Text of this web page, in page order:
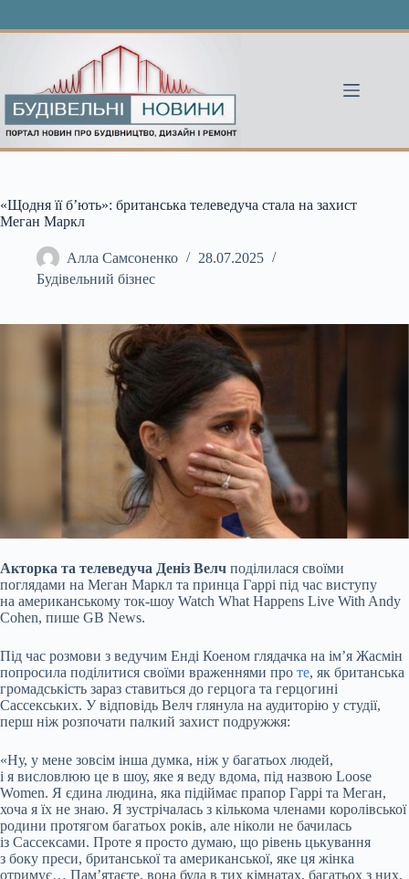
«Щодня її б’ють»: британська телеведуча стала на захист
Меган Маркл
Алла Самсоненко
28.07.2025
Будівельний бізнес
Акторка та телеведуча Деніз Велч поділилася своїми
поглядами на Меган Маркл та принца Гаррі під час виступу
на американському ток-шоу Watch What Happens Live With Andy
Cohen, пише GB News.
Під час розмови з ведучим Енді Коеном глядачка на ім’я Жасмін
попросила поділитися своїми враженнями про те, як британська
громадськість зараз ставиться до герцога та герцогині
Сассекських. У відповідь Велч глянула на аудиторію у студії,
перш ніж розпочати палкий захист подружжя:
«Ну, у мене зовсім інша думка, ніж у багатьох людей,
і я висловлюю це в шоу, яке я веду вдома, під назвою Loose
Women. Я єдина людина, яка підіймає прапор Гаррі та Меган,
хоча я їх не знаю. Я зустрічалась з кількома членами королівської
родини протягом багатьох років, але ніколи не бачилась
із Сассексами. Проте я просто думаю, що рівень цькування
з боку преси, британської та американської, яке ця жінка
отримує… Пам’ятаєте, вона була в тих кімнатах, багатьох з них,